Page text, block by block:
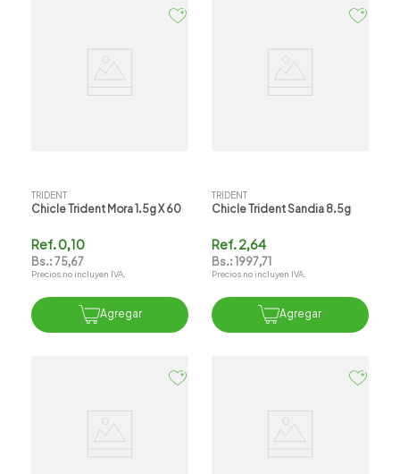
TRIDENT
Chicle Trident Mora 1.5g X 60
Ref.0,10
Bs.:75,67
Precios no incluyen IVA.
Agregar
TRIDENT
Chicle Trident Sandia 8.5g
Ref.2,64
Bs.:1997,71
Precios no incluyen IVA.
Agregar